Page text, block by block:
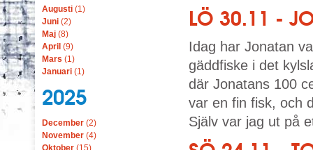
Augusti (1)
Juni (2)
Maj (8)
April (9)
Mars (1)
Januari (1)
2025
December (2)
November (4)
Oktober (15)
LÖ 30.11 -
Idag har Jonatan
gäddfiske i det
där Jonatans 100
var en fin fisk, och
Själv var jag ut på